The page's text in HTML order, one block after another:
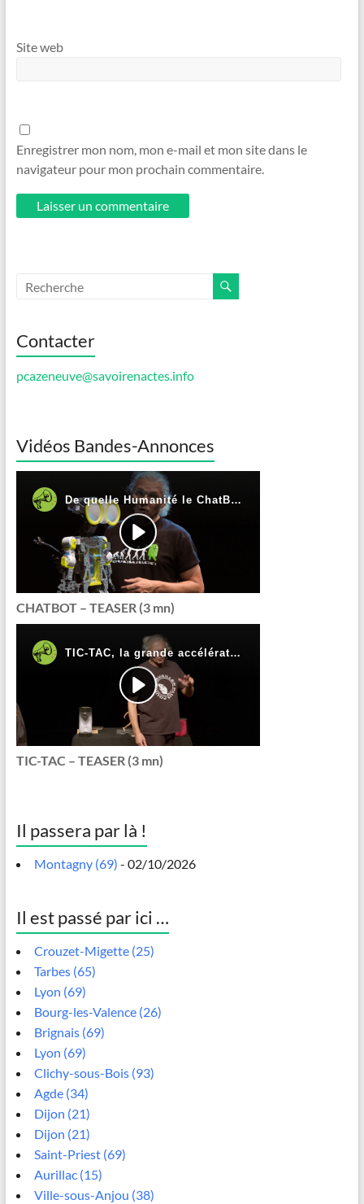
Site web
Enregistrer mon nom, mon e-mail et mon site dans le
navigateur pour mon prochain commentaire.
Contacter
pcazeneuve@savoirenactes.info
Vidéos Bandes-Annonces
CHATBOT – TEASER (3 mn)
TIC-TAC – TEASER (3 mn)
Il passera par là !
Montagny (69) - 02/10/2026
Il est passé par ici …
Crouzet-Migette (25)
Tarbes (65)
Lyon (69)
Bourg-les-Valence (26)
Brignais (69)
Lyon (69)
Clichy-sous-Bois (93)
Agde (34)
Dijon (21)
Dijon (21)
Saint-Priest (69)
Aurillac (15)
Ville-sous-Anjou (38)